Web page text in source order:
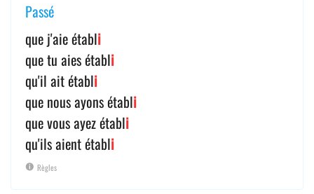
Passé
que j'aie établi
que tu aies établi
qu'il ait établi
que nous ayons établi
que vous ayez établi
qu'ils aient établi
Règles